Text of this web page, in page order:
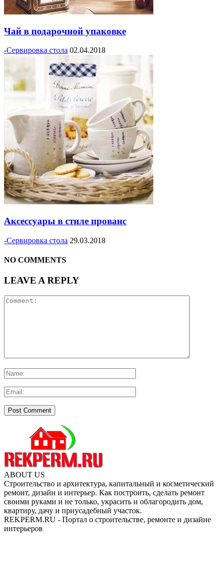
Чай в подарочной упаковке
-Сервировка стола 02.04.2018
Аксессуары в стиле прованс
-Сервировка стола 29.03.2018
NO COMMENTS
LEAVE A REPLY
ABOUT US
Строительство и архитектура, капитальный и косметический
ремонт, дизайн и интерьер. Как построить, сделать ремонт
своими руками и не только, украсить и облагородить дом,
квартиру, дачу и приусадебный участок.
REKPERM.RU - Портал о строительстве, ремонте и дизайне
интерьеров